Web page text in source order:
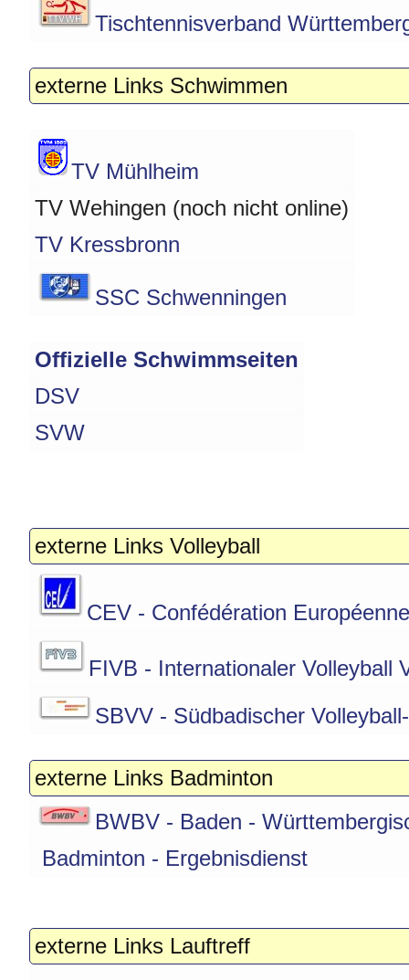
Tischtennisverband
externe Links Schwimmen
TV Mühlheim
TV Wehingen (noch nicht online)
TV Kressbronn
SSC Schwenningen
Offizielle Schwimmseiten
DSV
SVW
externe Links Volleyball
CEV - Confédération
FIVB - Internationaler Volleyball
SBVV - Südbadischer
externe Links Badminton
BWBV - Baden -
Badminton - Ergebnisdienst
externe Links Lauftreff